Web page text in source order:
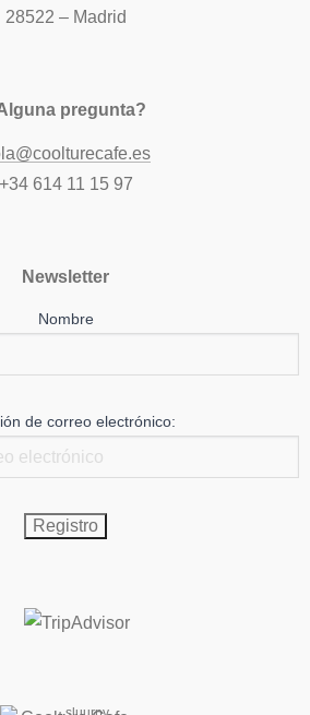
28522 – Madrid
pregunta?
+34 614 11 15 97
Newsletter
Nombre
de correo electrónico: